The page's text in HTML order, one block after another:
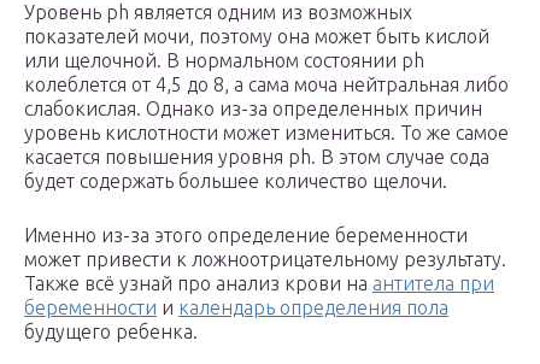
Уровень ph является одним из возможных
показателей мочи, поэтому она может быть кислой
или щелочной. В нормальном состоянии ph
колеблется от 4,5 до 8, а сама моча нейтральная либо
слабокислая. Однако из-за определенных причин
уровень кислотности может измениться. То же самое
касается повышения уровня ph. В этом случае сода
будет содержать большее количество щелочи.
Именно из-за этого определение беременности
может привести к ложноотрицательному результату.
Также всё узнай про анализ крови на антитела при
беременности и календарь определения пола
будущего ребенка.